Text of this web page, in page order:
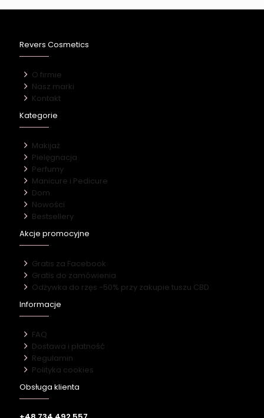
Revers Cosmetics
O firmie
Nasz marki
Kontakt
Kategorie
Makijaż
Pielęgnacja
Perfumy
Manicure i Pedicure
Dom
Nowości
Bestsellery
Akcje promocyjne
Gratis za Facebook
Gratis do zamówienia
Odżywka do rzęs -50% przy zakupie tuszu CBD
Informacje
FAQ
Dostawa i płatność
Regulamin
Polityka cookies
Obsługa klienta